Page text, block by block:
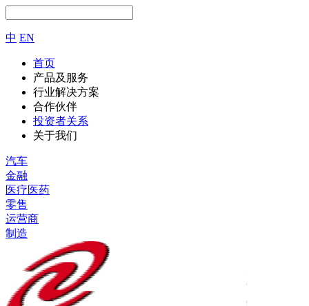
中 EN
首页
产品及服务
行业解决方案
合作伙伴
投资者关系
关于我们
汽车
金融
医疗医药
零售
运营商
制造